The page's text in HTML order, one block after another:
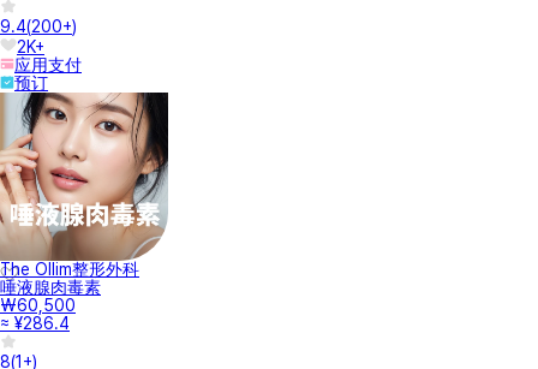
9.4(200+)
2K+
应用支付
预订
The Ollim整形外科
唾液腺肉毒素
₩60,500
≈ ¥286.4
8(1+)